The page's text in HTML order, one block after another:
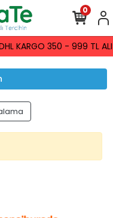
KARGO 350 - 999 TL
0